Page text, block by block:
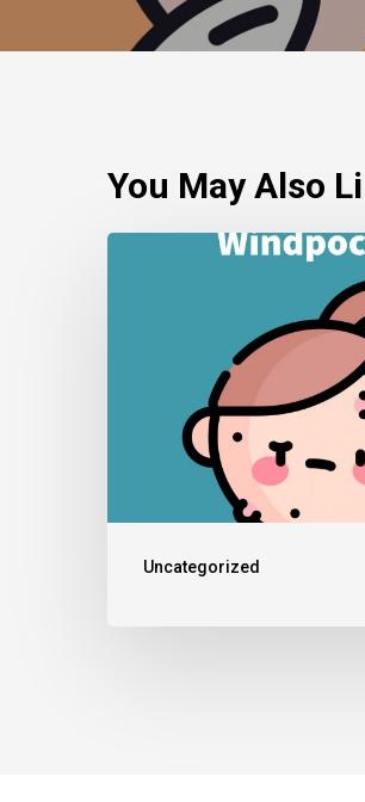
You May Also
Uncategorized